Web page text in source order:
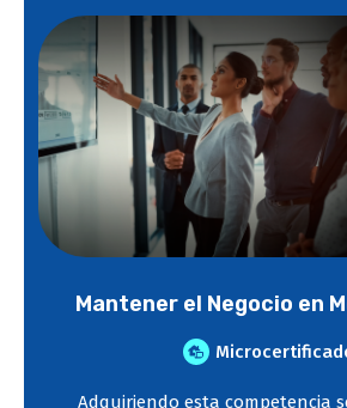
Mantener el Negocio en
Adquiriendo esta competencia